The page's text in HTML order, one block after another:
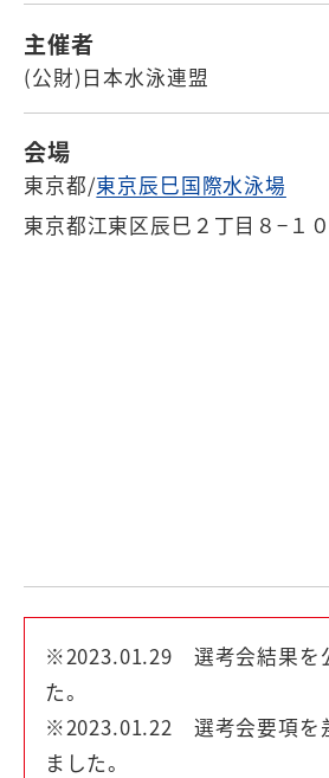
主催者
(公財)日本水泳連盟
会場
東京都/東京辰巳国際水泳場
東京都江東区辰巳２丁目８−１０
※2023.01.29 選考会結果を
た。
※2023.01.22 選考会要項を
ました。